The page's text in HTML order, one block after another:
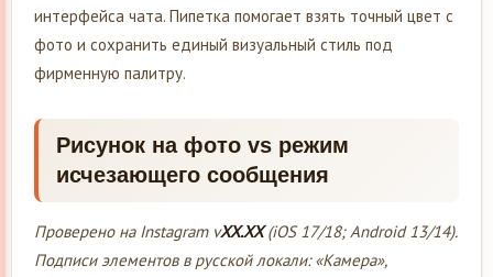
интерфейса чата. Пипетка помогает взять точный цвет с
фото и сохранить единый визуальный стиль под
фирменную палитру.
Рисунок на фото vs режим
исчезающего сообщения
Проверено на Instagram vXX.XX(iOS 17/18; Android 13/14).
Подписи элементов в русской локали: «Камера»,